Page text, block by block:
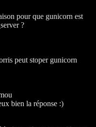
pour que gunicorn est
?
peut stoper gunicorn
bien la réponse :)